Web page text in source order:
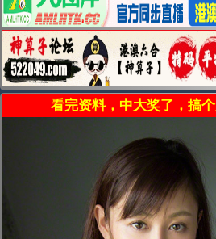
看完资料，中大奖了，搞